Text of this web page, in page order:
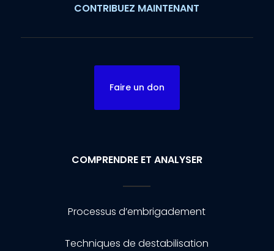
CONTRIBUEZ MAINTENANT
Faire un don
COMPRENDRE ET ANALYSER
Processus d’embrigadement
Techniques de destabilisation